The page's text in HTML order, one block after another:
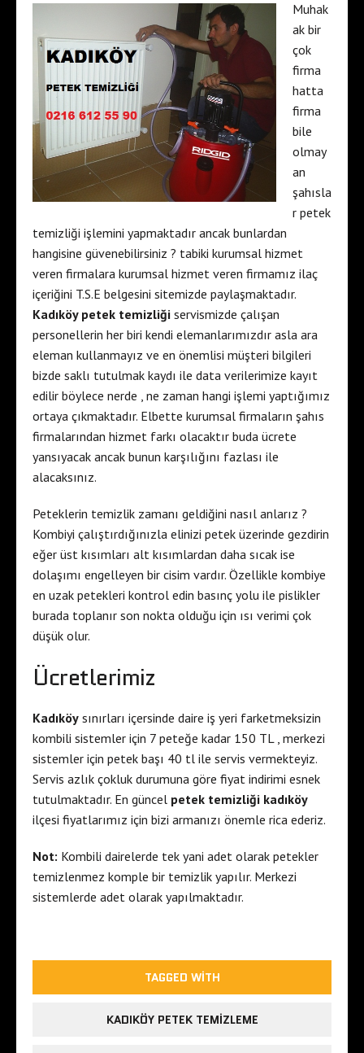
Muhak
ak bir
çok
firma
hatta
firma
bile
olmay
an
şahısla
r petek
temizliği işlemini yapmaktadır ancak bunlardan
hangisine güvenebilirsiniz ? tabiki kurumsal hizmet
veren firmalara kurumsal hizmet veren firmamız ilaç
içeriğini T.S.E belgesini sitemizde paylaşmaktadır.
Kadıköy petek temizliği servismizde çalışan
personellerin her biri kendi elemanlarımızdır asla ara
eleman kullanmayız ve en önemlisi müşteri bilgileri
bizde saklı tutulmak kaydı ile data verilerimize kayıt
edilir böylece nerde , ne zaman hangi işlemi yaptığımız
ortaya çıkmaktadır. Elbette kurumsal firmaların şahıs
firmalarından hizmet farkı olacaktır buda ücrete
yansıyacak ancak bunun karşılığını fazlası ile
alacaksınız.
Peteklerin temizlik zamanı geldiğini nasıl anlarız ?
Kombiyi çalıştırdığınızla elinizi petek üzerinde gezdirin
eğer üst kısımları alt kısımlardan daha sıcak ise
dolaşımı engelleyen bir cisim vardır. Özellikle kombiye
en uzak petekleri kontrol edin basınç yolu ile pislikler
burada toplanır son nokta olduğu için ısı verimi çok
düşük olur.
Ücretlerimiz
Kadıköy sınırları içersinde daire iş yeri farketmeksizin
kombili sistemler için 7 peteğe kadar 150 TL , merkezi
sistemler için petek başı 40 tl ile servis vermekteyiz.
Servis azlık çokluk durumuna göre fiyat indirimi esnek
tutulmaktadır. En güncel petek temizliği kadıköy
ilçesi fiyatlarımız için bizi armanızı önemle rica ederiz.
Not: Kombili dairelerde tek yani adet olarak petekler
temizlenmez komple bir temizlik yapılır. Merkezi
sistemlerde adet olarak yapılmaktadır.
TAGGED WITH
KADIKÖY PETEK TEMIZLEME